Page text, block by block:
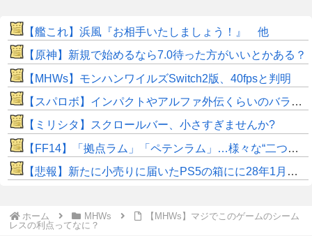
【艦これ】浜風『お相手いたしましょう！』 他
【原神】新規で始めるなら7.0待った方がいいとかある？
【MHWs】モンハンワイルズSwitch2版、40fpsと判明
【スパロボ】インパクトやアルファ外伝くらいのバランス求む！！ → インパクトも最終的にはコアブースターで雑魚は一撃で倒せてたけどね
【ミリシタ】スクロールバー、小さすぎませんか?
【FF14】「拠点ラム」「ペテンラム」…様々な“二つ名”を持つ男、アシエンケテンラムさんの魅力に迫る【イケオジ】
【悲報】新たに小売りに届いたPS5の箱にに28年1月に物理ディスク終了しますとの記載が入る
ホーム MHWs
【MHWs】マジでこのゲームのシーム
レスの利点ってなに？